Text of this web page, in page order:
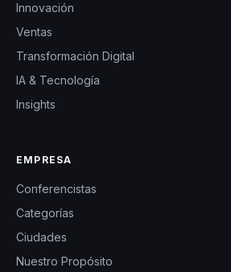
Innovación
Ventas
Transformación Digital
IA & Tecnología
Insights
EMPRESA
Conferencistas
Categorías
Ciudades
Nuestro Propósito